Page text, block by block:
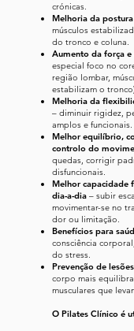
crónicas.
Melhoria da postura
músculos
do tronco e coluna.
Aumento da força e
especial foco no
região lombar,
estabilizam o
Melhoria da
– diminuir rigidez,
amplos e funcionais.
Melhor equilíbrio,
controlo do
quedas, corrigir
disfuncionais.
Melhor capacidade
dia-a-dia – subir
movimentar-se no
dor ou limitação.
Benefícios para
consciência
do stress.
Prevenção de
corpo mais
musculares que
O Pilates Clínico é